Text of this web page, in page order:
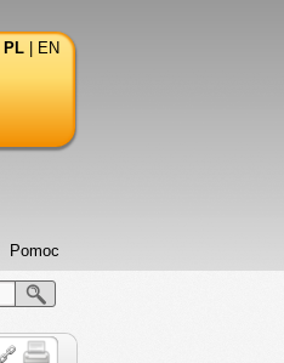
PL EN
Pomoc